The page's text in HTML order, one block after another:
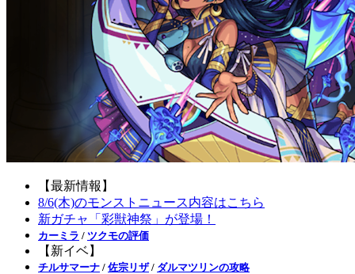
【最新情報】
8/6(木)のモンストニュース内容はこちら
新ガチャ「彩獣神祭」が登場！
カーミラ / ツクモの評価
【新イベ】
チルサマーナ / 佐宗リザ/ ダルマツリンの攻略